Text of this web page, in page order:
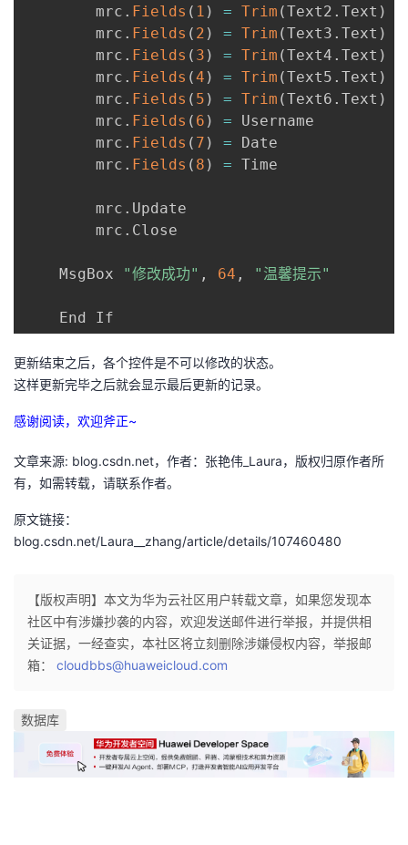
        mrc
. Fields ( 1 ) = Trim (Text2 . Text )
        mrc
. Fields ( 2 ) = Trim (Text3 . Text )
        mrc
. Fields ( 3 ) = Trim (Text4 . Text )
        mrc
. Fields (4 ) = Trim (Text5 . Text )
        mrc
. Fields ( 5 ) = Trim (Text6 . Text )
        mrc
. Fields ( 6 ) = Username
        mrc
. Fields ( 7 ) = Date
        mrc
. Fields ( 8 ) = Time
        mrc
. Update
        mrc
. Close
    MsgBox
"修改成功" , 64 , "温馨提示"
更新结束之后，各个控件是不可以修改的状态。
这样更新完毕之后就会显示最后更新的记录。
感谢阅读，欢迎斧正~
文章来源: blog.csdn.net，作者：张艳伟_Laura，版权归原作者所
有，如需转载，请联系作者。
原文链接：
blog.csdn.net/Laura__zhang/article/details/107460480
【版权声明】本文为华为云社区用户转载文章，如果您发现本
社区中有涉嫌抄袭的内容，欢迎发送邮件进行举报，并提供相
关证据，一经查实，本社区将立刻删除涉嫌侵权内容，举报邮
箱： cloudbbs@huaweicloud.com
数据库